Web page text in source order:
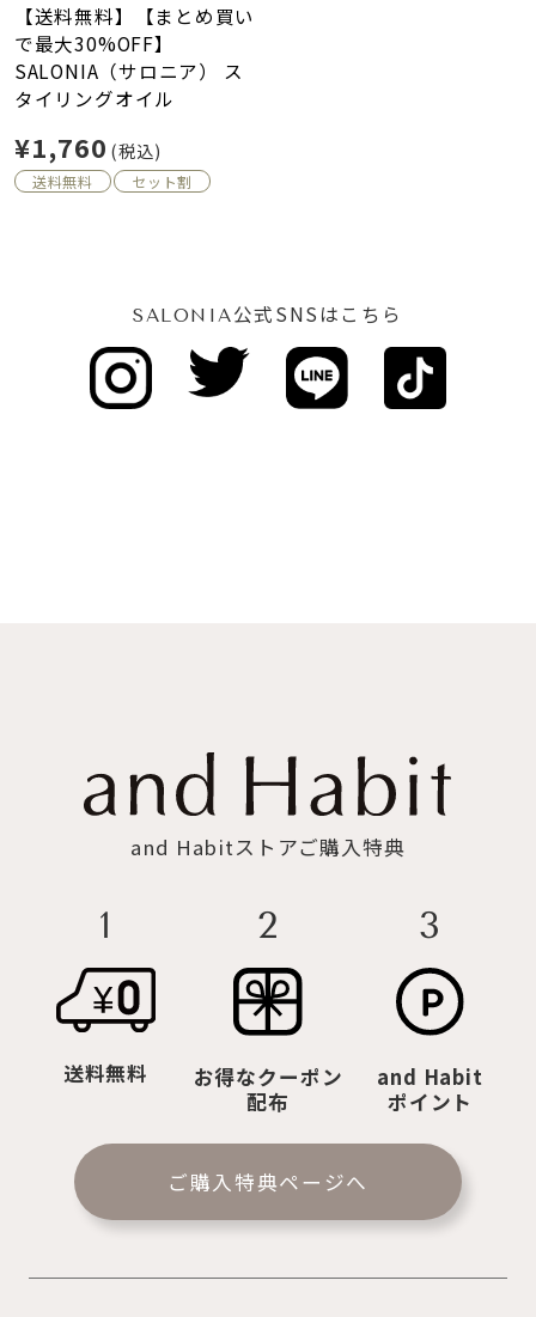
【送料無料】【まとめ買い
で最大30%OFF】
SALONIA（サロニア） ス
タイリングオイル
¥1,760 (税込)
送料無料 セット割
SALONIA公式SNSはこちら
and Habitストアご購入特典
1
送料無料
2
お得なクーポン
配布
3
and Habit
ポイント
ご購入特典ページへ